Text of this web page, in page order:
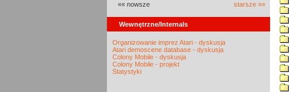
«« nowsze starsze »»
Wewnętrzne/Internals
Organizowanie imprez Atari - dyskusja
Atari demoscene database - dyskusja
Colony Mobile - dyskusja
Colony Mobile - projekt
Statystyki